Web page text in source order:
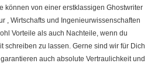
können von einer erstklassigen Ghostwriter
, Wirtschafts und Ingenieurwissenschaften
Vorteile als auch Nachteile, wenn du
schreiben zu lassen. Gerne sind wir für Dich
auch absolute Vertraulichkeit und